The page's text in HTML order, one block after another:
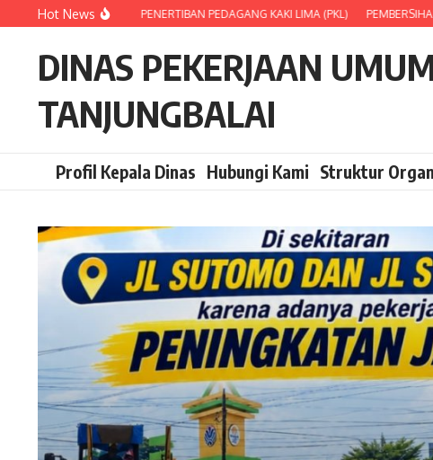
Lewati ke konten
Hot News
PEMBERITAHUAN!! PENERTIBAN PEDAGANG KAKI LIMA (PKL) PEMBERSIHAN
DINAS PEKERJAAN
TANJUNGBALAI
Profil Kepala Dinas Hubungi Kami Struktur